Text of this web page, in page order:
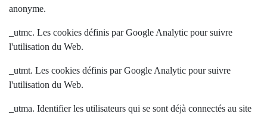
anonyme.
_utmc. Les cookies définis par Google Analytic pour suivre
l'utilisation du Web.
_utmt. Les cookies définis par Google Analytic pour suivre
l'utilisation du Web.
_utma. Identifier les utilisateurs qui se sont déjà connectés au site